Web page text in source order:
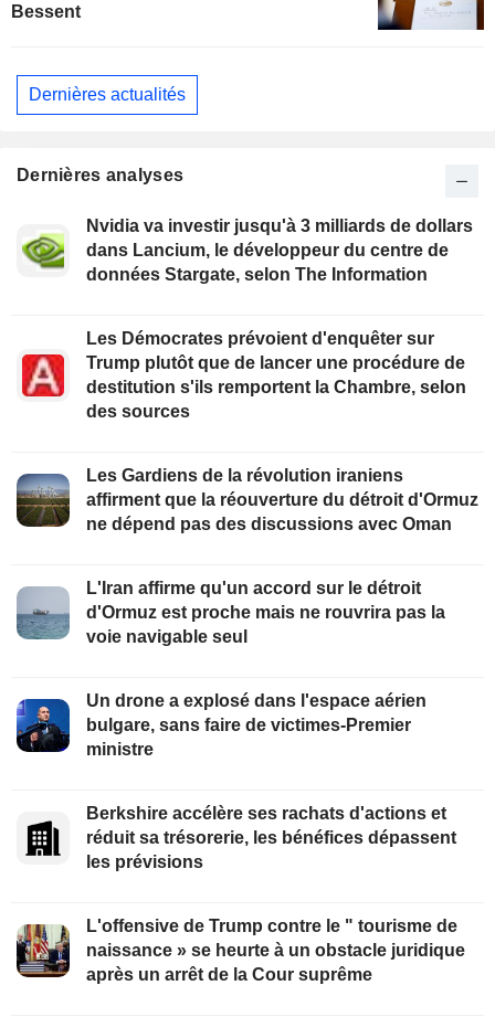
Bessent
Dernières actualités
Dernières analyses
Nvidia va investir jusqu'à 3 milliards de dollars
dans Lancium, le développeur du centre de
données Stargate, selon The Information
Les Démocrates prévoient d'enquêter sur
Trump plutôt que de lancer une procédure de
destitution s'ils remportent la Chambre, selon
des sources
Les Gardiens de la révolution iraniens
affirment que la réouverture du détroit d'Ormuz
ne dépend pas des discussions avec Oman
L'Iran affirme qu'un accord sur le détroit
d'Ormuz est proche mais ne rouvrira pas la
voie navigable seul
Un drone a explosé dans l'espace aérien
bulgare, sans faire de victimes-Premier
ministre
Berkshire accélère ses rachats d'actions et
réduit sa trésorerie, les bénéfices dépassent
les prévisions
L'offensive de Trump contre le " tourisme de
naissance » se heurte à un obstacle juridique
après un arrêt de la Cour suprême